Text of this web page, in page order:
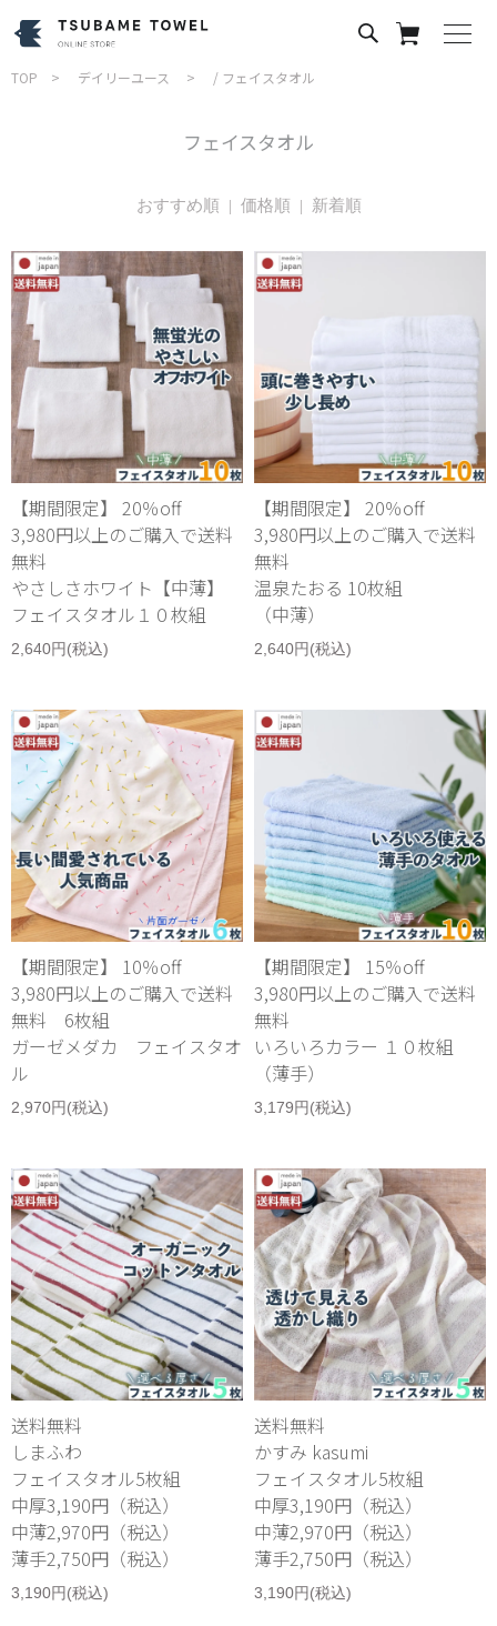
TOP デイリーユース / フェイスタオル
フェイスタオル
おすすめ順 | 価格順 | 新着順
【期間限定】 20％off
3,980円以上のご購入で送料
無料
やさしさホワイト【中薄】
フェイスタオル１０枚組
2,640円(税込)
【期間限定】 20％off
3,980円以上のご購入で送料
無料
温泉たおる 10枚組
（中薄）
2,640円(税込)
【期間限定】 10％off
3,980円以上のご購入で送料
無料 6枚組
ガーゼメダカ フェイスタオ
ル
2,970円(税込)
【期間限定】 15％off
3,980円以上のご購入で送料
無料
いろいろカラー １０枚組
（薄手）
3,179円(税込)
送料無料
しまふわ
フェイスタオル5枚組
中厚3,190円（税込）
中薄2,970円（税込）
薄手2,750円（税込）
3,190円(税込)
送料無料
かすみ kasumi
フェイスタオル5枚組
中厚3,190円（税込）
中薄2,970円（税込）
薄手2,750円（税込）
3,190円(税込)